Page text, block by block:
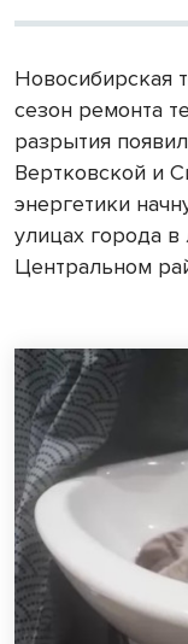
Новосибирская
сезон ремонта
разрытия
Вертковской и
энергетики
улицах города
Центральном